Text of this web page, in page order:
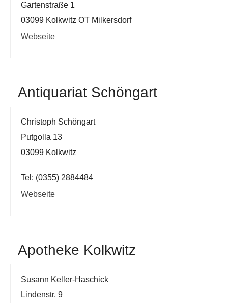
Gartenstraße 1
03099 Kolkwitz OT Milkersdorf
Webseite
Antiquariat Schöngart
Christoph Schöngart
Putgolla 13
03099 Kolkwitz
Tel: (0355) 2884484
Webseite
Apotheke Kolkwitz
Susann Keller-Haschick
Lindenstr. 9